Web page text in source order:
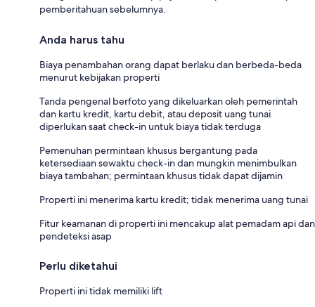
pemberitahuan sebelumnya.
Anda harus tahu
Biaya penambahan orang dapat berlaku dan berbeda-beda
menurut kebijakan properti
Tanda pengenal berfoto yang dikeluarkan oleh pemerintah
dan kartu kredit, kartu debit, atau deposit uang tunai
diperlukan saat check-in untuk biaya tidak terduga
Pemenuhan permintaan khusus bergantung pada
ketersediaan sewaktu check-in dan mungkin menimbulkan
biaya tambahan; permintaan khusus tidak dapat dijamin
Properti ini menerima kartu kredit; tidak menerima uang tunai
Fitur keamanan di properti ini mencakup alat pemadam api dan
pendeteksi asap
Perlu diketahui
Properti ini tidak memiliki lift